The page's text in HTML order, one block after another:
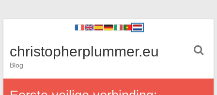
christopherplummer.eu
Blog